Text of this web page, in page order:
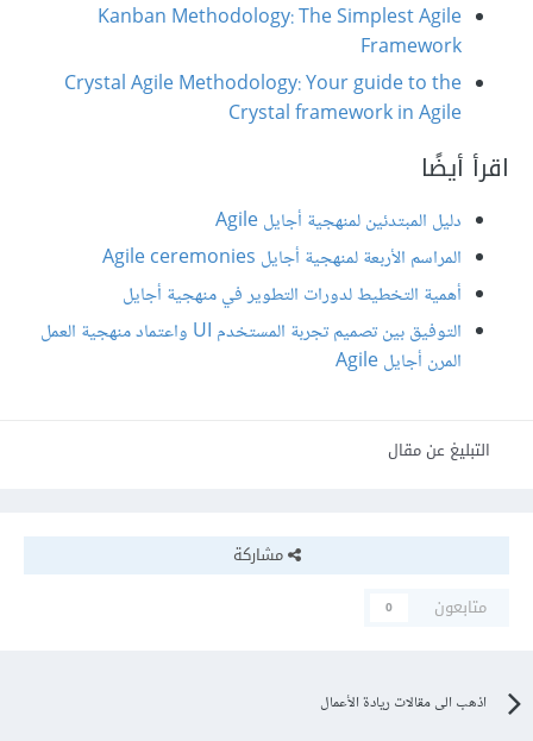
Kanban Methodology: The Simplest Agile
Framework
Crystal Agile Methodology: Your guide to the
Crystal framework in Agile
اقرأ أيضًا
دليل المبتدئين لمنهجية أجايل Agile
المراسم الأربعة لمنهجية أجايل Agile ceremonies
أهمية التخطيط لدورات التطوير في منهجية أجايل
التوفيق بين تصميم تجربة المستخدم UI واعتماد منهجية العمل
المرن أجايل Agile
التبليغ عن مقال
مشاركة
متابعون
0
اذهب الى مقالات ريادة الأعمال